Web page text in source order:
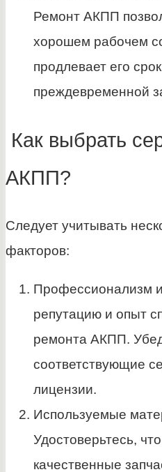
Ремонт АКПП
хорошем рабочем
продлевает его
преждевременной
Как выбрать
АКПП?
Следует учитывать
факторов:
Профессионализм
репутацию и опыт
ремонта АКПП.
соответствующие
лицензии.
Используемые
Удостоверьтесь,
качественные